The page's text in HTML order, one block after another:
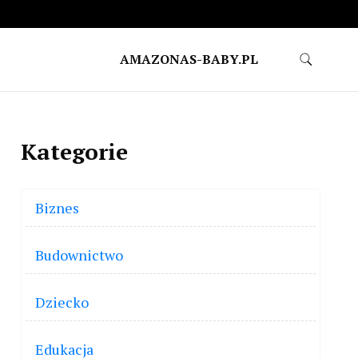
AMAZONAS-BABY.PL
Kategorie
Biznes
Budownictwo
Dziecko
Edukacja